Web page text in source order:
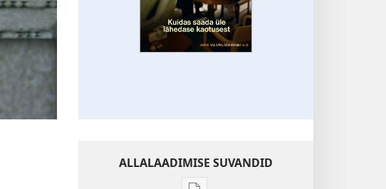
ALLALAADIMISE SUVANDID